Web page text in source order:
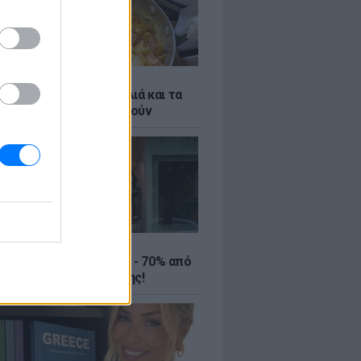
γιαούρτι: Μία κουταλιά και τα
eggs θα απογειωθούν
εκπτώσεις έως - 70% από
eshops ένδυσης!